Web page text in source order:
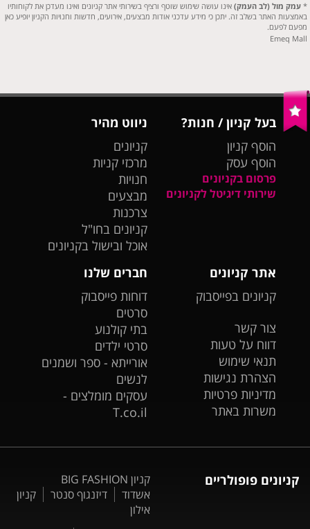
*עמק מול (לב העמק) אינו עושה שימוש שוטף ורציף בשירותי אתר קניונים ואינו מעדכן את לקוחותיו
באמצעות האתר בשלב זה. יתכן כי מידע עדכני אודות מבצעים, אירועים, חדשות וחנויות הקניון יופיע כאן
מפעם לפעם.
Emeq Mall
בעל קניון / חנות?
הוסף קניון
הוסף עסק
פרסום בקניונים
שירותי דיגיטל לקניונים
ניווט מהיר
קניונים
מרכזי קניות
חנויות
מבצעים
צרכנות
קניונים בחו"ל
אוכל ובישול בקניונים
אתר קניונים
קניונים בפייסבוק
צור קשר
דווח על טעות
תנאי שימוש
הצהרת נגישות
מדיניות פרטיות
משרות באתר
חברים שלנו
דוחות פייסבוק
סרטים
בתי קולנוע
סרטי ילדים
אורייתא - ספר ושמנים
לנשים
עסקים מומלצים -
T.co.il
קניונים פופולריים
קניון BIG FASHION
אשדוד
דיזנגוף סנטר
קניון
אילון